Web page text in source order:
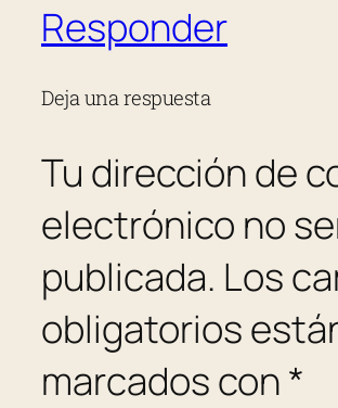
Responder
Deja una respuesta
Tu dirección de
electrónico no
publicada. Los
obligatorios
marcados con*